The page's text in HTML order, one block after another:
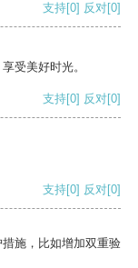
支持[0] 反对[0]
受美好时光。
支持[0] 反对[0]
支持[0] 反对[0]
施，比如增加双重验